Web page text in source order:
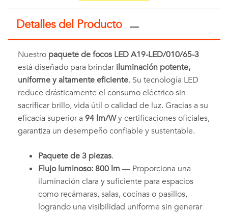
Detalles del Producto
Nuestro paquete de focos LED A19-LED/010/65-3
está diseñado para brindariluminación potente,
uniforme y altamente eficiente. Su tecnología LED
reduce drásticamente el consumo eléctrico sin
sacrificar brillo, vida útil o calidad de luz. Gracias a su
eficacia superior a 94 lm/Wy certificaciones oficiales,
garantiza un desempeño confiable y sustentable.
Paquete de 3 piezas.
Flujo luminoso: 800 lm — Proporciona una
iluminación clara y suficiente para espacios
como recámaras, salas, cocinas o pasillos,
logrando una visibilidad uniforme sin generar